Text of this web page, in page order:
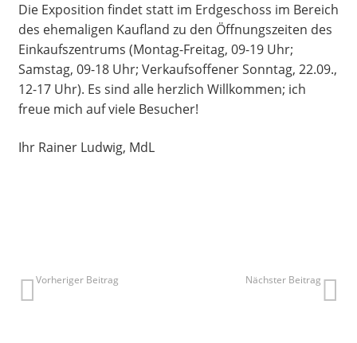
Die Exposition findet statt im Erdgeschoss im Bereich
des ehemaligen Kaufland zu den Öffnungszeiten des
Einkaufszentrums (Montag-Freitag, 09-19 Uhr;
Samstag, 09-18 Uhr; Verkaufsoffener Sonntag, 22.09.,
12-17 Uhr). Es sind alle herzlich Willkommen; ich
freue mich auf viele Besucher!
Ihr Rainer Ludwig, MdL
Vorheriger Beitrag Nächster Beitrag